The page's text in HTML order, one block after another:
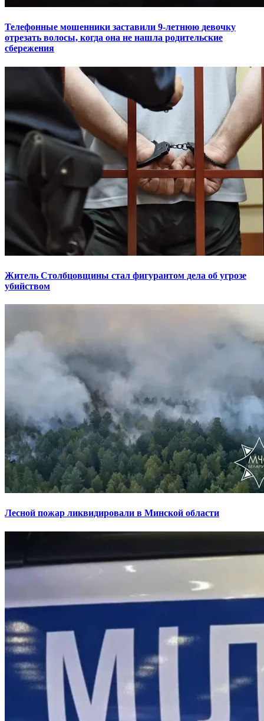
Телефонные мошенники заставили 9-летнюю девочку
отрезать волосы, когда она не нашла родительские
сбережения
Житель Столбцовщины стал фигурантом дела об угрозе
убийством
Лесной пожар ликвидировали в Минской области